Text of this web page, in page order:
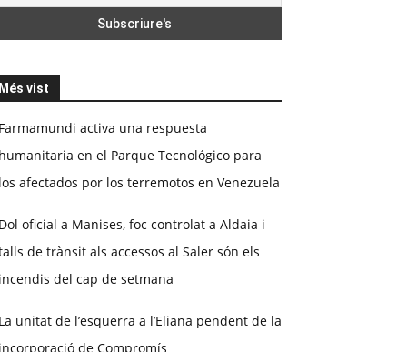
Més vist
Farmamundi activa una respuesta
humanitaria en el Parque Tecnológico para
los afectados por los terremotos en Venezuela
Dol oficial a Manises, foc controlat a Aldaia i
de trànsit als accessos al Saler són els
incendis del cap de setmana
La unitat de l’esquerra a l’Eliana pendent de la
incorporació de Compromís